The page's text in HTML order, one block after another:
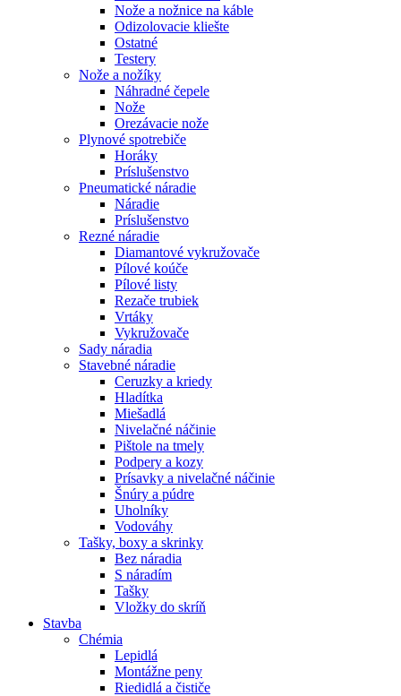
Nože a nožnice na káble
Odizolovacie kliešte
Ostatné
Testery
Nože a nožíky
Náhradné čepele
Nože
Orezávacie nože
Plynové spotrebiče
Horáky
Príslušenstvo
Pneumatické náradie
Náradie
Príslušenstvo
Rezné náradie
Diamantové vykružovače
Pílové koúče
Pílové listy
Rezače trubiek
Vrtáky
Vykružovače
Sady náradia
Stavebné náradie
Ceruzky a kriedy
Hladítka
Miešadlá
Nivelačné náčinie
Pištole na tmely
Podpery a kozy
Prísavky a nivelačné náčinie
Šnúry a púdre
Uholníky
Vodováhy
Tašky, boxy a skrinky
Bez náradia
S náradím
Tašky
Vložky do skríň
Stavba
Chémia
Lepidlá
Montážne peny
Riedidlá a čističe